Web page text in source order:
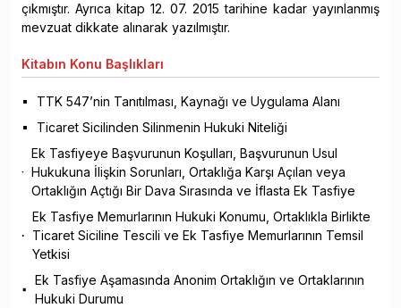
çıkmıştır. Ayrıca kitap 12. 07. 2015 tarihine kadar yayınlanmış
mevzuat dikkate alınarak yazılmıştır.
Kitabın Konu Başlıkları
TTK 547’nin Tanıtılması, Kaynağı ve Uygulama Alanı
Ticaret Sicilinden Silinmenin Hukuki Niteliği
Ek Tasfiyeye Başvurunun Koşulları, Başvurunun Usul
Hukukuna İlişkin Sorunları, Ortaklığa Karşı Açılan veya
Ortaklığın Açtığı Bir Dava Sırasında ve İflasta Ek Tasfiye
Ek Tasfiye Memurlarının Hukuki Konumu, Ortaklıkla Birlikte
Ticaret Siciline Tescili ve Ek Tasfiye Memurlarının Temsil
Yetkisi
Ek Tasfiye Aşamasında Anonim Ortaklığın ve Ortaklarının
Hukuki Durumu